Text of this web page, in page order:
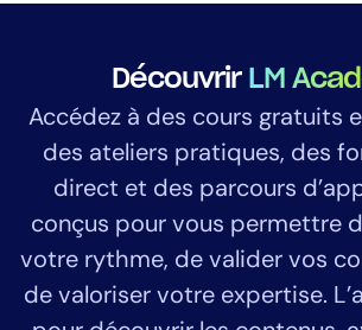
Découvrir LM
Accédez à des cours gratuits
des ateliers pratiques, des
direct et des parcours
conçus pour vous permettre
votre rythme, de valider vos
de valoriser votre expertise.